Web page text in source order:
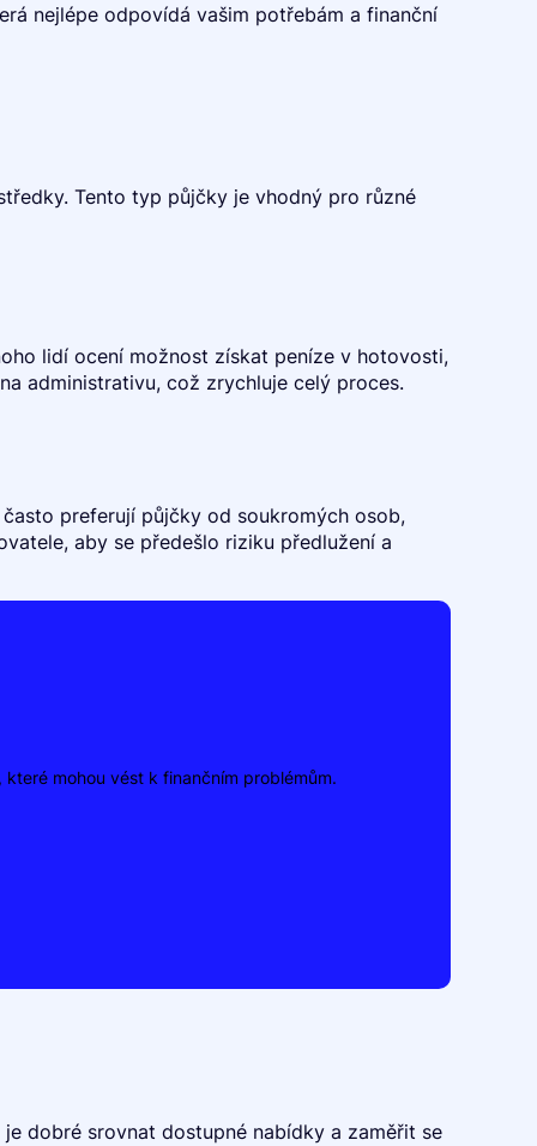
nejlépe odpovídá vašim potřebám a finanční
Tento typ půjčky je vhodný pro různé
lidí ocení možnost získat peníze v hotovosti,
administrativu, což zrychluje celý proces.
preferují půjčky od soukromých osob,
aby se předešlo riziku předlužení a
mohou vést k finančním problémům.
dobré srovnat dostupné nabídky a zaměřit se